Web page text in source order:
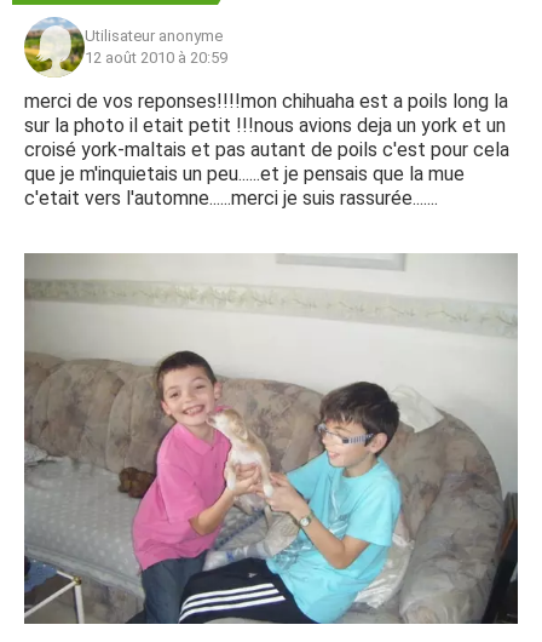
Utilisateur anonyme
12 août 2010 à 20:59
merci de vos reponses!!!!mon chihuaha est a poils long la
sur la photo il etait petit !!!nous avions deja un york et un
croisé york-maltais et pas autant de poils c'est pour cela
que je m'inquietais un peu......et je pensais que la mue
c'etait vers l'automne......merci je suis rassurée.......